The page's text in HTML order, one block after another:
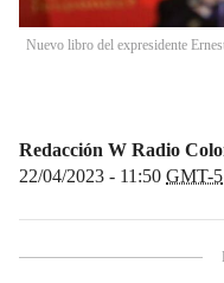
Nuevo libro del expresidente
Redacción W Radio
22/04/2023 - 11:50 GMT-5